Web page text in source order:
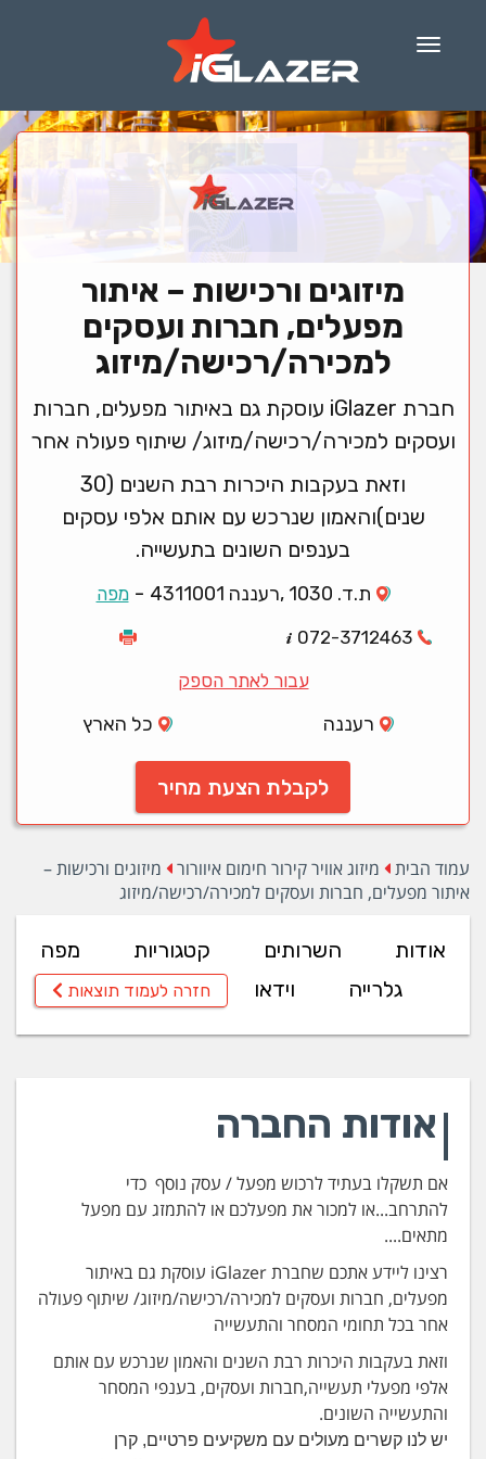
Menu
מיזוגים ורכישות – איתור
מפעלים, חברות ועסקים
למכירה/רכישה/מיזוג
חברת iGlazer עוסקת גם באיתור מפעלים, חברות
ועסקים למכירה/רכישה/מיזוג/ שיתוף פעולה אחר
וזאת בעקבות היכרות רבת השנים (30
שנים)והאמון שנרכש עם אותם אלפי עסקים
בענפים השונים בתעשייה.
ת.ד. 1030 ,רעננה 4311001 -מפה
072-3712463
עבור לאתר הספק
רעננה כל הארץ
לקבלת הצעת מחיר
עמוד הבית מיזוג אוויר קירור חימום איוורור
מיזוגים ורכישות –
איתור מפעלים, חברות ועסקים למכירה/רכישה/מיזוג
אודות השרותים קטגוריות
מפה
גלרייה
וידאו חזרה לעמוד תוצאות
אודות החברה
אם תשקלו בעתיד לרכוש מפעל / עסק נוסף כדי
להתרחב...או למכור את מפעלכם או להתמזג עם מפעל
מתאים....
רצינו ליידע אתכם שחברת iGlazer עוסקת גם באיתור
מפעלים, חברות ועסקים למכירה/רכישה/מיזוג/ שיתוף פעולה
אחר בכל תחומי המסחר והתעשייה
וזאת בעקבות היכרות רבת השנים והאמון שנרכש עם אותם
אלפי מפעלי תעשייה,חברות ועסקים, בענפי המסחר
והתעשייה השונים.
יש לנו קשרים מעולים עם משקיעים פרטיים, קרן